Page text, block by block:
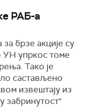
РАБ-а
брзе акције су
УН упркос томе
Тако је
састављено
извештају из
забринутост"